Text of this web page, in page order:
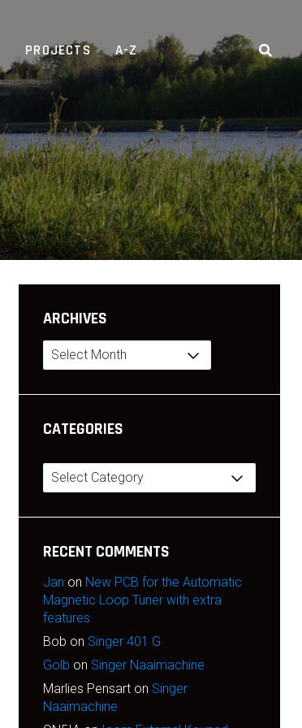
PROJECTS A-Z
ARCHIVES
Archives
CATEGORIES
Categories
RECENT COMMENTS
Jan on New PCB for the Automatic
Magnetic Loop Tuner with extra
features
Bob on Singer 401 G
Golb on Singer Naaimachine
Marlies Pensarton Singer
Naaimachine